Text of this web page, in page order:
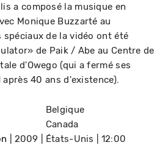
a composé la musique en
Monique Buzzarté au
de la vidéo ont été
de Paik / Abe au Centre de
d'Owego (qui a fermé ses
40 ans d'existence).
2009
Belgique
Canada
États-Unis
12:00